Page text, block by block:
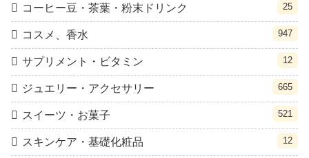
コーヒー豆・茶葉・粉末ドリンク 25
コスメ、香水 947
サプリメント・ビタミン 12
ジュエリー・アクセサリー 665
スイーツ・お菓子 521
スキンケア・基礎化粧品 12